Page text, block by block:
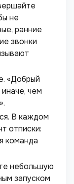
не
ранние
звонки
«Добрый
чем
В каждом
отписки:
команда
небольшую
запуском